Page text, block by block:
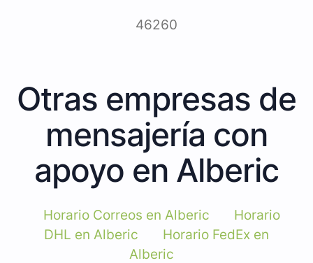
46260
Otras empresas de
mensajería con
apoyo en Alberic
Horario Correos en Alberic
Horario
DHL en Alberic
Horario FedEx en
Alberic